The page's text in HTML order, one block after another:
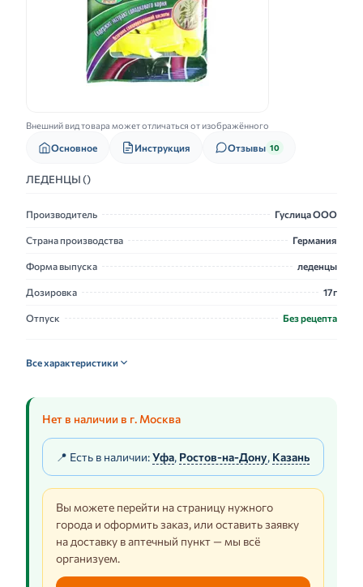
Внешний вид товара может отличаться от изображённого
Основное Инструкция Отзывы 10
ЛЕДЕНЦЫ ()
Производитель Гуслица ООО
Страна производства Германия
Форма выпуска леденцы
Дозировка 17г
Отпуск Без рецепта
Все характеристики
Нет в наличии в г. Москва
📍 Есть в наличии:Уфа, Ростов-на-Дону, Казань
Вы можете перейти на страницу нужного
города и оформить заказ, или оставить заявку
на доставку в аптечный пункт — мы всё
организуем.